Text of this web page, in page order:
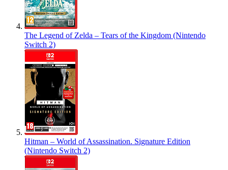
The Legend of Zelda – Tears of the Kingdom (Nintendo
Switch 2)
Hitman – World of Assassination. Signature Edition
(Nintendo Switch 2)